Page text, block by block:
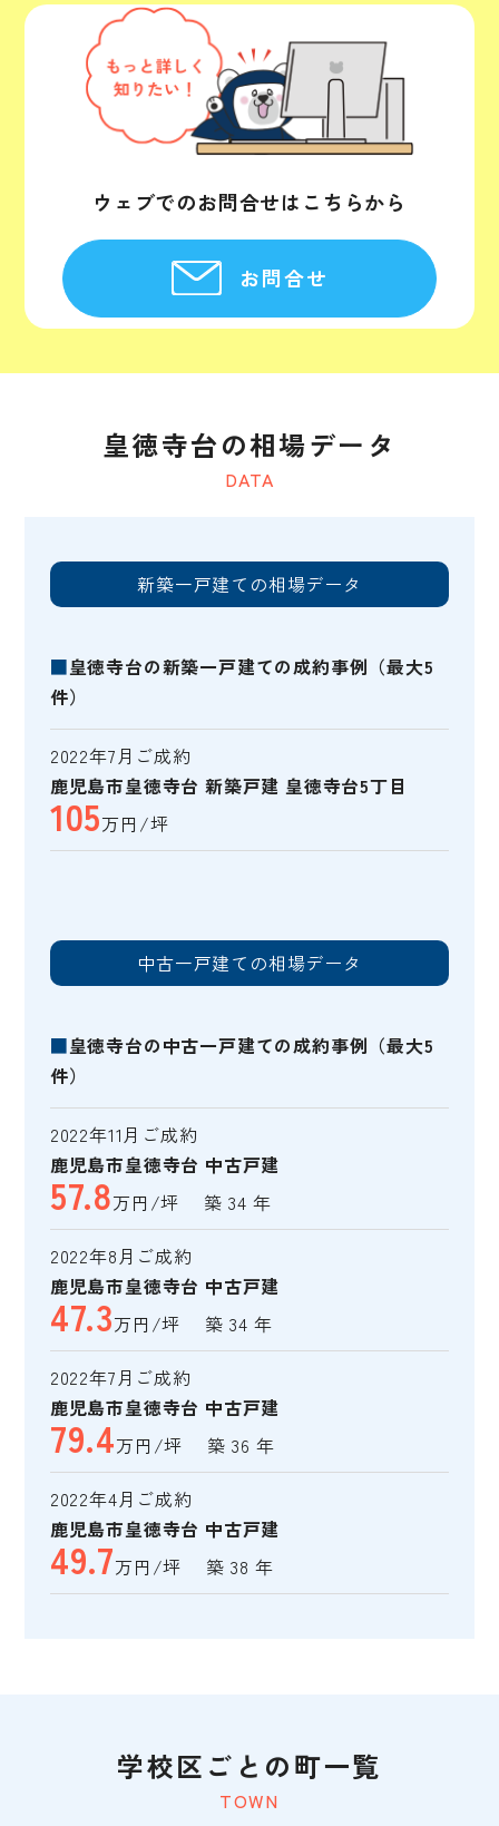
ウェブでのお問合せはこちらから
お問合せ
DATA
皇徳寺台の相場データ
新築一戸建ての相場データ
■皇徳寺台の新築一戸建ての成約事例（最大5
件）
2022年7月ご成約
鹿児島市皇徳寺台 新築戸建 皇徳寺台5丁目
105万円/坪
中古一戸建ての相場データ
■皇徳寺台の中古一戸建ての成約事例（最大5
件）
2022年11月ご成約
鹿児島市皇徳寺台 中古戸建
57.8万円/坪 築 34 年
2022年8月ご成約
鹿児島市皇徳寺台 中古戸建
47.3万円/坪 築 34 年
2022年7月ご成約
鹿児島市皇徳寺台 中古戸建
79.4万円/坪 築 36 年
2022年4月ご成約
鹿児島市皇徳寺台 中古戸建
49.7万円/坪 築 38 年
TOWN
学校区ごとの町一覧